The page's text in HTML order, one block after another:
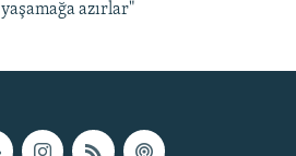
yaşamağa azırlar"